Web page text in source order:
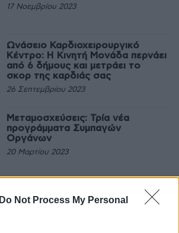
Do Not Process My Personal
17 Νοεμβρίου 2023
Ωνάσειο Καρδιοχειρουργικό
Κέντρο: Η Κινητή Μονάδα περνάει
από 6 δήμους και μετράει το
σκορ της καρδιάς σας
26 Σεπτεμβρίου 2023
Μεταμοσχεύσεις: Τρία νέα
προγράμματα Συμπαγών
Οργάνων
20 Μαρτίου 2023
ΕΟΜ: Αεροδιακομιδή 7χρονου
ασθενούς από το Ωνάσειο στη